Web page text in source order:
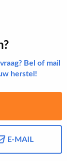
Bel of mail
herstel!
E-MAIL